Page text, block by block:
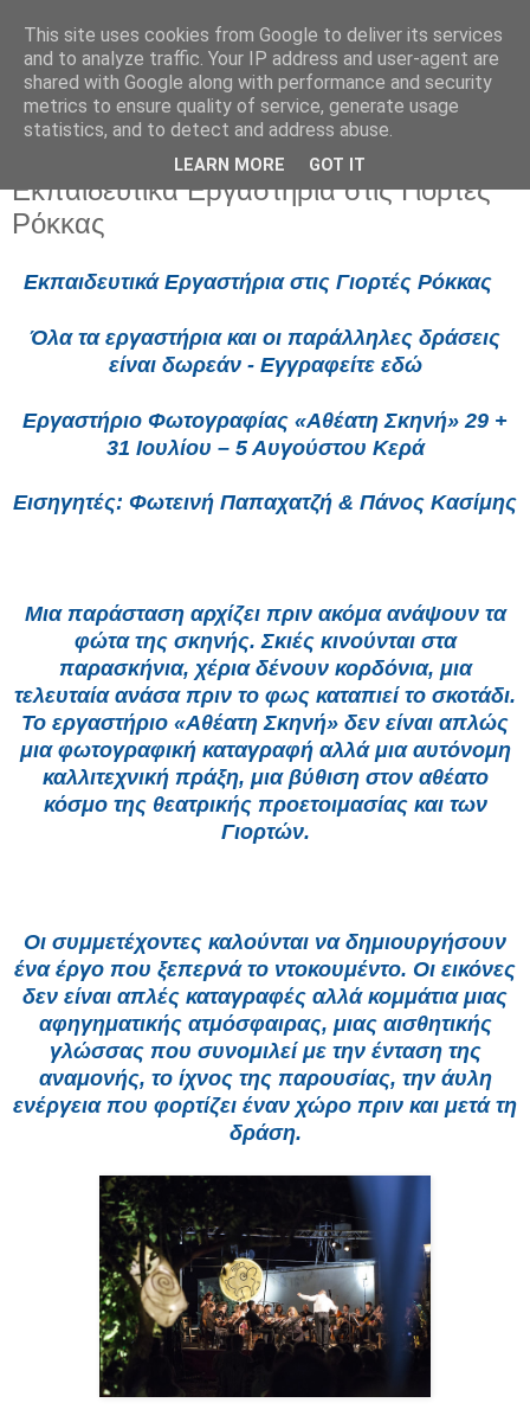
Τετάρτη 23 Ιουλίου 2025
Εκπαιδευτικά Εργαστήρια στις Γιορτές
Ρόκκας
Εκπαιδευτικά Εργαστήρια στις Γιορτές Ρόκκας
Όλα τα εργαστήρια και οι παράλληλες δράσεις
είναι δωρεάν - Εγγραφείτε εδώ
Εργαστήριο Φωτογραφίας «Αθέατη Σκηνή» 29 +
31 Ioυλίου – 5 Αυγούστου Κερά
Εισηγητές: Φωτεινή Παπαχατζή & Πάνος Κασίμης
Μια παράσταση αρχίζει πριν ακόμα ανάψουν τα
φώτα της σκηνής. Σκιές κινούνται στα
παρασκήνια, χέρια δένουν κορδόνια, μια
τελευταία ανάσα πριν το φως καταπιεί το σκοτάδι.
Το εργαστήριο «Αθέατη Σκηνή» δεν είναι απλώς
μια φωτογραφική καταγραφή αλλά μια αυτόνομη
καλλιτεχνική πράξη, μια βύθιση στον αθέατο
κόσμο της θεατρικής προετοιμασίας και των
Γιορτών.
Οι συμμετέχοντες καλούνται να δημιουργήσουν
ένα έργο που ξεπερνά το ντοκουμέντο. Οι εικόνες
δεν είναι απλές καταγραφές αλλά κομμάτια μιας
αφηγηματικής ατμόσφαιρας, μιας αισθητικής
γλώσσας που συνομιλεί με την ένταση της
αναμονής, το ίχνος της παρουσίας, την άυλη
ενέργεια που φορτίζει έναν χώρο πριν και μετά τη
δράση.
This site uses cookies from Google to deliver its services
and to analyze traffic. Your IP address and user-agent are
shared with Google along with performance and security
metrics to ensure quality of service, generate usage
statistics, and to detect and address abuse.
LEARN MORE GOT IT